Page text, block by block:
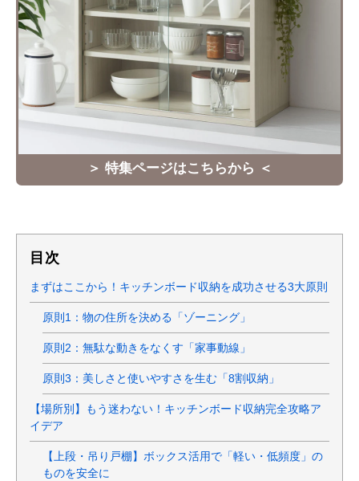
＞ 特集ページはこちらから ＜
目次
まずはここから！キッチンボード収納を成功させる3大原則
原則1：物の住所を決める「ゾーニング」
原則2：無駄な動きをなくす「家事動線」
原則3：美しさと使いやすさを生む「8割収納」
【場所別】もう迷わない！キッチンボード収納完全攻略ア
イデア
【上段・吊り戸棚】ボックス活用で「軽い・低頻度」の
ものを安全に